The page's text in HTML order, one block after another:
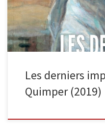
Les derniers
Quimper (2019)